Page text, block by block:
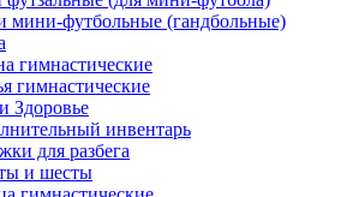
мини-футбольные (гандбольные)
гимнастические
гимнастические
Здоровье
инвентарь
для разбега
и шесты